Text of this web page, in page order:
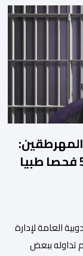
مستمرة”، في
من
1 التابعة للمندوبية العامة لإدارة
تداوله ببعض